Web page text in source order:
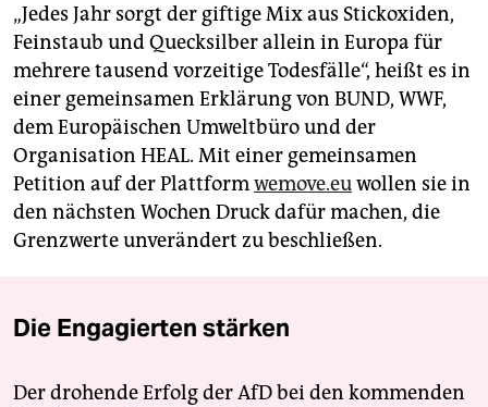
„Jedes Jahr sorgt der giftige Mix aus Stickoxiden,
Feinstaub und Quecksilber allein in Europa für
mehrere tausend vorzeitige Todesfälle“, heißt es in
einer gemeinsamen Erklärung von BUND, WWF,
dem Europäischen Umweltbüro und der
Organisation HEAL. Mit einer gemeinsamen
Petition auf der Plattformwemove.euwollen sie in
den nächsten Wochen Druck dafür machen, die
Grenzwerte unverändert zu beschließen.
Die Engagierten stärken
Der drohende Erfolg der AfD bei den kommenden